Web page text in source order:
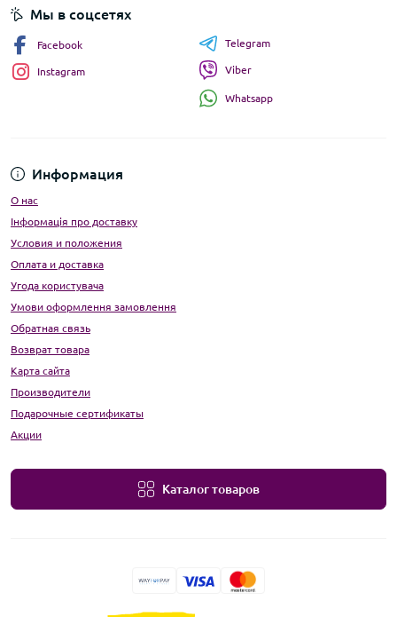
Информация
О нас
Інформація про доставку
Условия и положения
Оплата и доставка
Угода користувача
Умови оформлення замовлення
Обратная связь
Возврат товара
Карта сайта
Производители
Подарочные сертификаты
Акции
Каталог товаров
Мы в соцсетях
Facebook
Instagram
Telegram
Viber
Whatsapp